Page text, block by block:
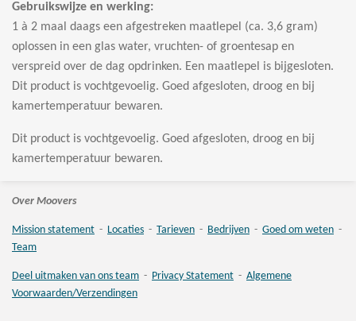
Gebruikswijze en werking:
1 à 2 maal daags een afgestreken maatlepel (ca. 3,6 gram)
oplossen in een glas water, vruchten- of groentesap en
verspreid over de dag opdrinken. Een maatlepel is bijgesloten.
Dit product is vochtgevoelig. Goed afgesloten, droog en bij
kamertemperatuur bewaren.
Dit product is vochtgevoelig. Goed afgesloten, droog en bij
kamertemperatuur bewaren.
Over Moovers
Mission statement - Locaties - Tarieven - Bedrijven - Goed om weten -
Team
Deel uitmaken van ons team - Privacy Statement - Algemene
Voorwaarden/Verzendingen